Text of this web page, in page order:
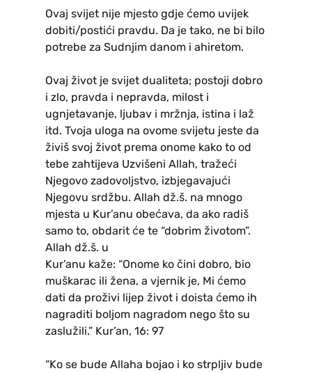
Ovaj svijet nije mjesto gdje ćemo uvijek
dobiti/postići pravdu. Da je tako, ne bi bilo
potrebe za Sudnjim danom i ahiretom.
Ovaj život je svijet dualiteta; postoji dobro
i zlo, pravda i nepravda, milost i
ugnjetavanje, ljubav i mržnja, istina i laž
itd. Tvoja uloga na ovome svijetu jeste da
živiš svoj život prema onome kako to od
tebe zahtijeva Uzvišeni Allah, tražeći
Njegovo zadovoljstvo, izbjegavajući
Njegovu srdžbu. Allah dž.š. na mnogo
mjesta u Kur’anu obećava, da ako radiš
samo to, obdarit će te “dobrim životom”.
Allah dž.š. u
Kur’anu kaže: “Onome ko čini dobro, bio
muškarac ili žena, a vjernik je, Mi ćemo
dati da proživi lijep život i doista ćemo ih
nagraditi boljom nagradom nego što su
zaslužili.” Kur’an, 16: 97
“Ko se bude Allaha bojao i ko strpljiv bude